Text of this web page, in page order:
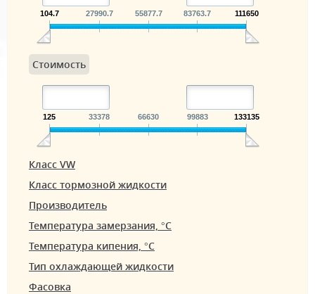
104.7 27990.7 55877.7 83763.7 111650
Стоимость
125 33378 66630 99883 133135
Класс VW
Класс тормозной жидкости
Производитель
Температура замерзания, °С
Температура кипения, °С
Тип охлаждающей жидкости
Фасовка